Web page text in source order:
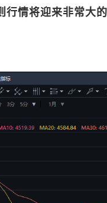
行情将迎来非常大